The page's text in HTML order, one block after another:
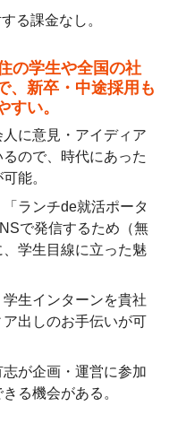
る課金なし。
の学生や全国の社
、新卒・中途採用も
い。
に意見・アイディア
ので、時代にあった
能。
ランチde就活ポータ
で発信するため（無
学生目線に立った魅
生インターンを貴社
出しのお手伝いが可
が企画・運営に参加
る機会がある。